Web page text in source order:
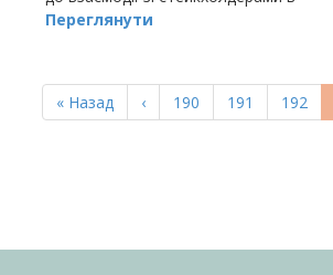
освітньому середовищі, сумнівів
Переглянути
Перша
сторінка
« Назад
Попередня
сторінка
‹ Page
190 Page
191 Page
192